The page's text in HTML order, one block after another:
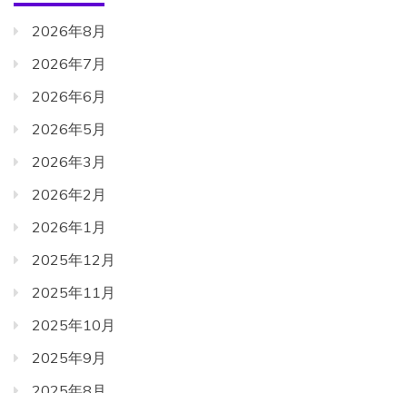
2026年8月
2026年7月
2026年6月
2026年5月
2026年3月
2026年2月
2026年1月
2025年12月
2025年11月
2025年10月
2025年9月